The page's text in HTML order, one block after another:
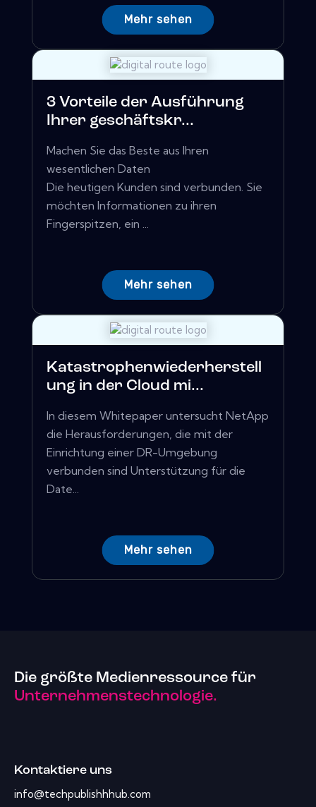
Mehr sehen
3 Vorteile der Ausführung
Ihrer geschäftskr...
Machen Sie das Beste aus Ihren
wesentlichen Daten
Die heutigen Kunden sind verbunden. Sie
möchten Informationen zu ihren
Fingerspitzen, ein ...
Mehr sehen
Katastrophenwiederherstell
ung in der Cloud mi...
In diesem Whitepaper untersucht NetApp
die Herausforderungen, die mit der
Einrichtung einer DR-Umgebung
verbunden sind Unterstützung für die
Date...
Mehr sehen
Die größte Medienressource für
Unternehmenstechnologie.
Kontaktiere uns
info@techpublishhhub.com